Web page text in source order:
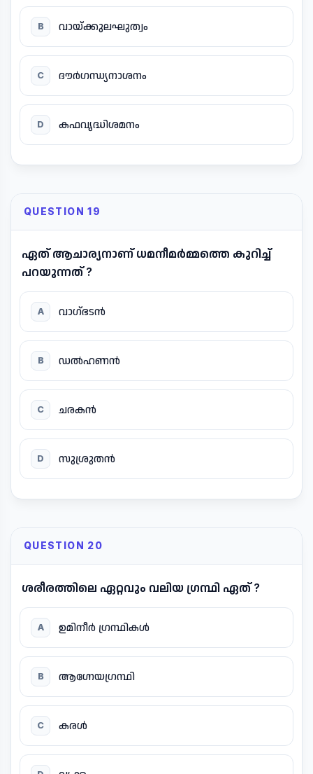
B വായ്ക്കുലഘുത്വം
C ദൗർഗന്ധ്യനാശനം
D കഫവൃദ്ധിശമനം
QUESTION 19
ഏത് ആചാര്യനാണ് ധമനീമർമ്മത്തെ കുറിച്ച്
പറയുന്നത് ?
A വാഗ്ഭടൻ
B ഡൽഹണൻ
C ചരകൻ
D സുശ്രുതൻ
QUESTION 20
ശരീരത്തിലെ ഏറ്റവും വലിയ ഗ്രന്ഥി ഏത് ?
A ഉമിനീർ ഗ്രന്ഥികൾ
B ആഗ്നേയഗ്രന്ഥി
C കരൾ